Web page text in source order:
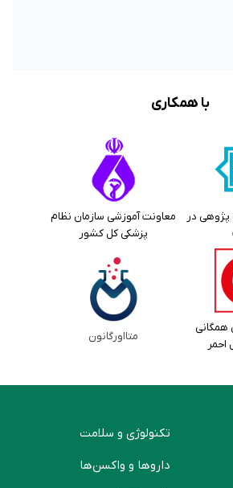
با همکاری
پژوهی در
معاونت آموزشی سازمان نظام
پزشکی کل کشور
همگانی
متااورگانون
تکنولوژی و سلامت
دارو‌ها و واکسن‌ها